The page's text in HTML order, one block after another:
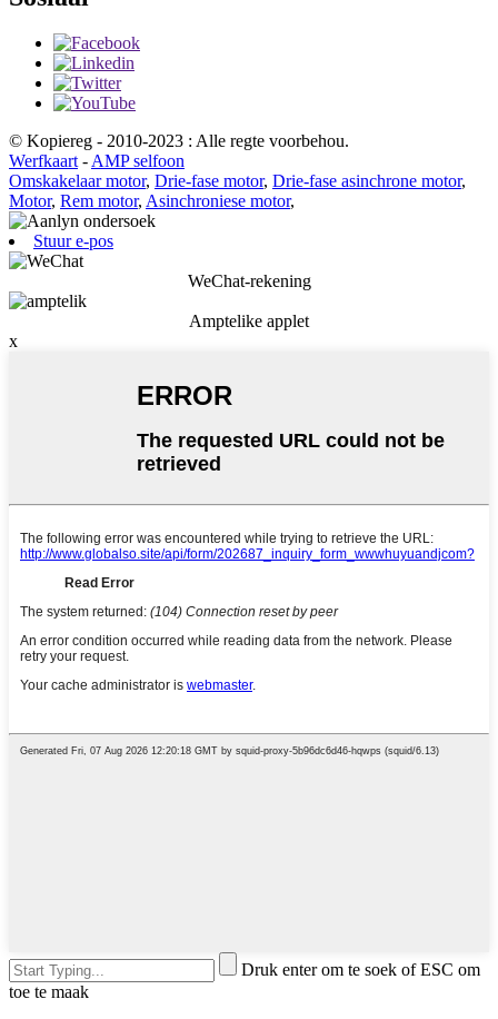
© Kopiereg - 2010-2023 : Alle regte voorbehou.
Werfkaart-AMP selfoon
Omskakelaar motor, Drie-fase motor, Drie-fase asinchrone motor,
Motor, Rem motor, Asinchroniese motor,
Stuur e-pos
WeChat-rekening
Amptelike applet
x
Druk enter om te soek of ESC om
toe te maak